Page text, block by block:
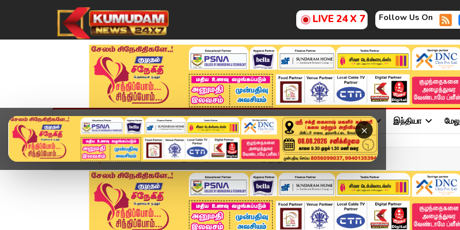
LIVE 24 X 7 Follow Us On
×
முகப்பு விளையாட்டு அண்மை தமிழ்நாடு சினிமா அரசியல் விளையாட்டு இந்தியா
Home வீடியோ ஸ்டோரி ஸ்டாலின், இபிஎஸ் தங்கள் கட்சிகளில் இருந்து விலக...